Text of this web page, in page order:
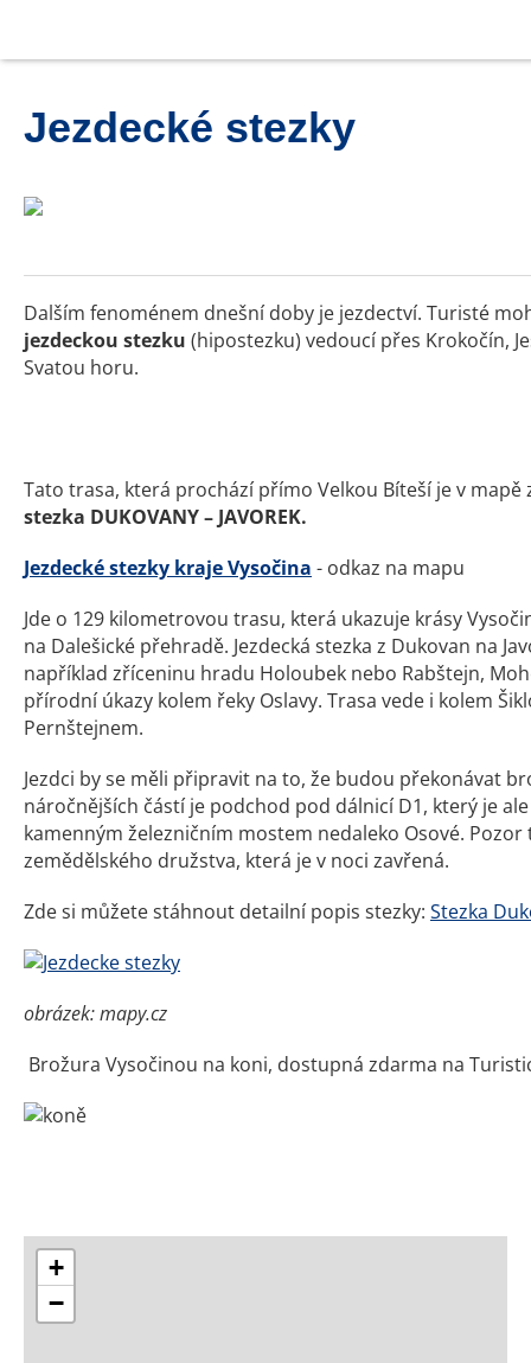
Jezdecké stezky
Dalším fenoménem dnešní doby je jezdectví. Turisté
jezdeckou stezku (hipostezku) vedoucí přes Krokočín,
Svatou horu.
Tato trasa, která prochází přímo Velkou Bíteší je v mapě
stezka DUKOVANY – JAVOREK.
Jezdecké stezky kraje Vysočina - odkaz na mapu
Jde o 129 kilometrovou trasu, která ukazuje krásy
na Dalešické přehradě. Jezdecká stezka z Dukovan na
například zříceninu hradu Holoubek nebo Rabštejn,
přírodní úkazy kolem řeky Oslavy. Trasa vede i kolem
Pernštejnem.
Jezdci by se měli připravit na to, že budou překonávat
náročnějších částí je podchod pod dálnicí D1, který je
kamenným železničním mostem nedaleko Osové.
zemědělského družstva, která je v noci zavřená.
Zde si můžete stáhnout detailní popis stezky: Stezka
obrázek: mapy.cz
Brožura Vysočinou na koni, dostupná zdarma na
+
−